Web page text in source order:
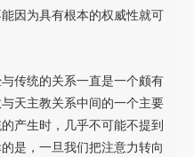
因为具有根本的权威性就可
传统的关系一直是一个颇有
天主教关系中间的一个主要
产生时，几乎不可能不提到
是，一旦我们把注意力转向